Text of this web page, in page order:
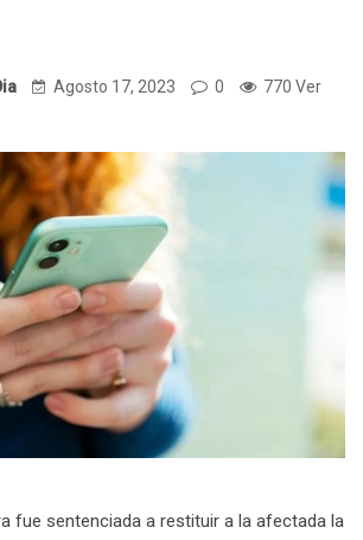
Agosto 17, 2023 0 770 Ver
fue sentenciada a restituir a la afectada la